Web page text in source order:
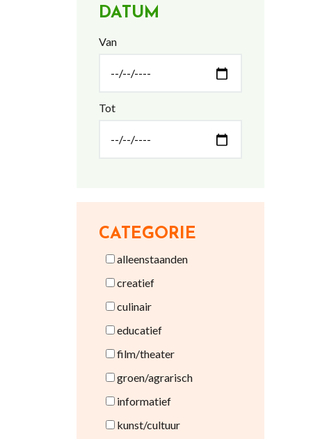
DATUM
Van
Tot
CATEGORIE
alleenstaanden
creatief
culinair
educatief
film/theater
groen/agrarisch
informatief
kunst/cultuur